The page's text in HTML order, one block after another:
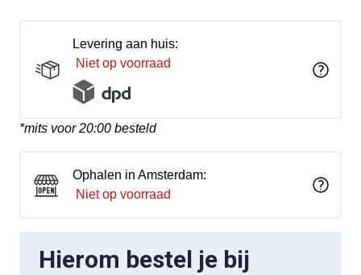
Levering aan huis:
Niet op voorraad
*mits voor 20:00 besteld
Ophalen in Amsterdam:
Niet op voorraad
Hierom bestel je bij